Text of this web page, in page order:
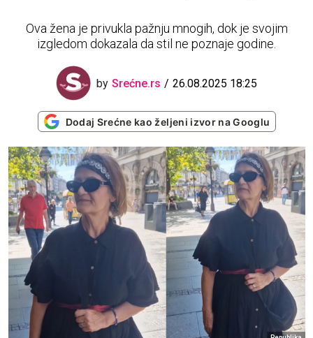
Ova žena je privukla pažnju mnogih, dok je svojim
izgledom dokazala da stil ne poznaje godine.
by Srećne.rs 26.08.2025 18:25
Dodaj Srećne kao željeni izvor na Googlu